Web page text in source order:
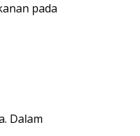
pada
Dalam